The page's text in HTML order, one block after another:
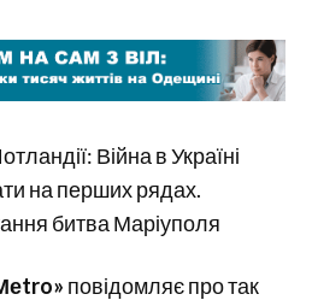
Війна в Україні
на перших рядах.
битва Маріуполя
повідомляє про так